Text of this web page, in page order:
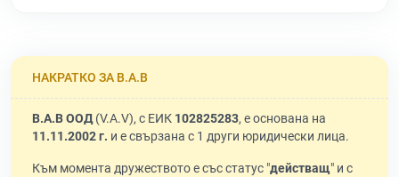
НАКРАТКО ЗА В.А.В
В.А.В ООД(V.A.V), с ЕИК 102825283, е основана на
11.11.2002 г. и е свързана с 1 други юридически лица.
Към момента дружеството е със статус "действащ" и с